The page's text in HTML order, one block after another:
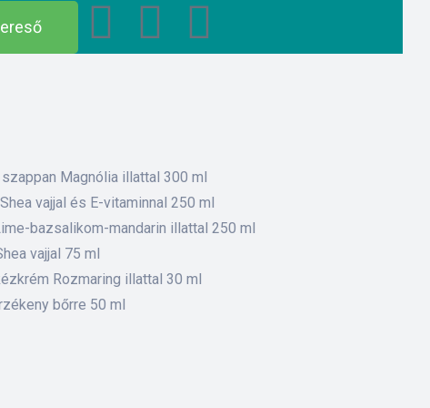
Magnólia illattal 300 ml
vajjal és E-vitaminnal 250 ml
bazsalikom-mandarin illattal 250 ml
vajjal 75 ml
Rozmaring illattal 30 ml
bőrre 50 ml